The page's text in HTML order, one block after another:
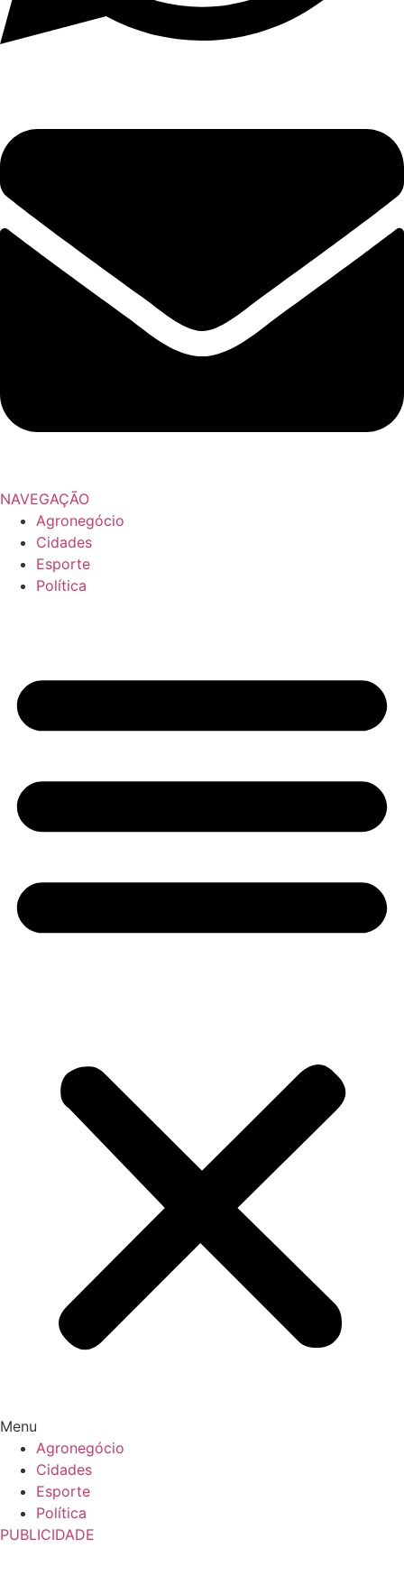
NAVEGAÇÃO
Agronegócio
Cidades
Esporte
Política
Menu
Agronegócio
Cidades
Esporte
Política
PUBLICIDADE